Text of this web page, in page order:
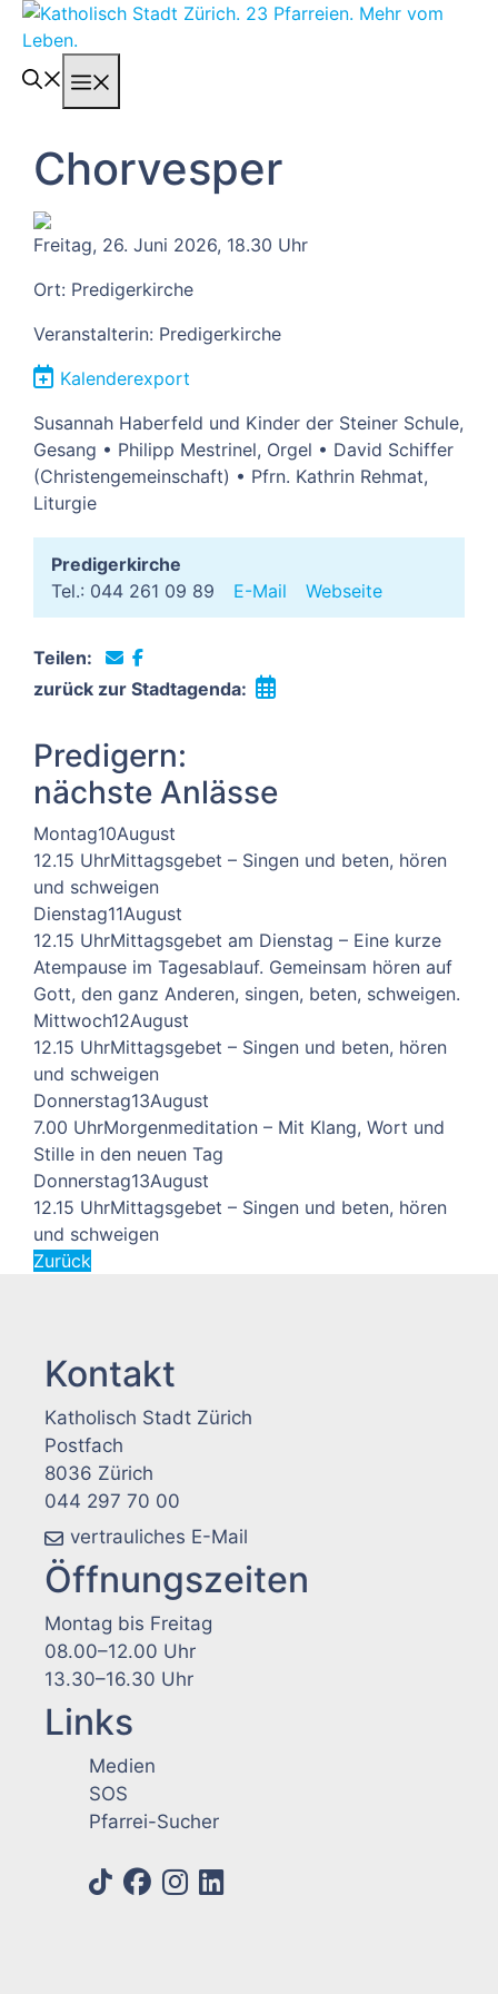
Springe
zum
Inhalt
Chorvesper
Freitag, 26. Juni 2026, 18.30 Uhr
Ort: Predigerkirche
Veranstalterin: Predigerkirche
Kalenderexport
Susannah Haberfeld und Kinder der Steiner Schule,
Gesang • Philipp Mestrinel, Orgel • David Schiffer
(Christengemeinschaft) • Pfrn. Kathrin Rehmat,
Liturgie
Predigerkirche
Tel.: 044 261 09 89
E-Mail Webseite
Teilen:
zurück zur Stadtagenda:
Predigern:
nächste Anlässe
Montag10August
12.15 UhrMittagsgebet – Singen und beten, hören
und schweigen
Dienstag11August
12.15 UhrMittagsgebet am Dienstag – Eine kurze
Atempause im Tagesablauf. Gemeinsam hören auf
Gott, den ganz Anderen, singen, beten, schweigen.
Mittwoch12August
12.15 UhrMittagsgebet – Singen und beten, hören
und schweigen
Donnerstag13August
7.00 UhrMorgenmeditation – Mit Klang, Wort und
Stille in den neuen Tag
Donnerstag13August
12.15 UhrMittagsgebet – Singen und beten, hören
und schweigen
Zurück
Kontakt
Katholisch Stadt Zürich
Postfach
8036 Zürich
044 297 70 00
vertrauliches E-Mail
Öffnungszeiten
Montag bis Freitag
08.00–12.00 Uhr
13.30–16.30 Uhr
Links
Medien
SOS
Pfarrei-Sucher